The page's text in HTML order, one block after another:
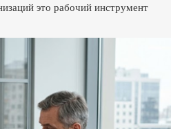
это рабочий инструмент